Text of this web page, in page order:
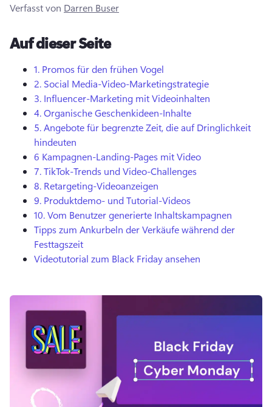
Verfasst von Darren Buser
Auf dieser Seite
1. Promos für den frühen Vogel
2.Social Media-Video-Marketingstrategie
3. Influencer-Marketing mit Videoinhalten
4.Organische Geschenkideen-Inhalte
5.Angebote für begrenzte Zeit, die auf Dringlichkeit
hindeuten
6 Kampagnen-Landing-Pages mit Video
7.TikTok-Trends und Video-Challenges
8. Retargeting-Videoanzeigen
9. Produktdemo- und Tutorial-Videos
10.Vom Benutzer generierte Inhaltskampagnen
Tipps zum Ankurbeln der Verkäufe während der
Festtagszeit
Videotutorial zum Black Friday ansehen